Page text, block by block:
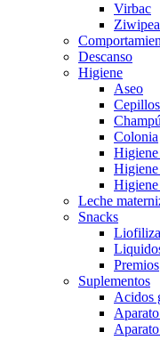
Virbac
Descanso
Higiene
Aseo
Cepillos
Colonia
Higiene
Leche
Snacks
Premios
Suplementos
Acidos